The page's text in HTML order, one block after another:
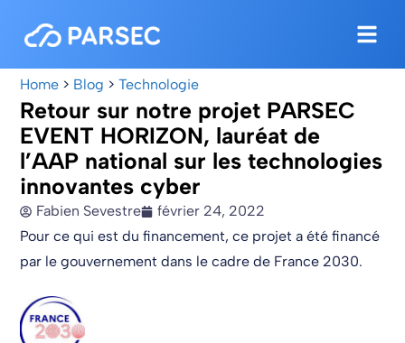
Home > Blog >Technologie
Retour sur notre projet PARSEC
EVENT HORIZON, lauréat de
l’AAP national sur les technologies
innovantes cyber
Fabien Sevestre
février 24, 2022
Pour ce qui est du financement, ce projet a été financé
par le gouvernement dans le cadre de France 2030.